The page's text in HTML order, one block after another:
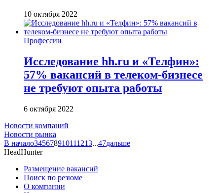
10 октября 2022
Профессии
Исследование hh.ru и «Телфин»:
57% вакансий в телеком-бизнесе
не требуют опыта работы
6 октября 2022
Новости компаний
Новости рынка
В начало345678910111213...47дальше
HeadHunter
Размещение вакансий
Поиск по резюме
О компании